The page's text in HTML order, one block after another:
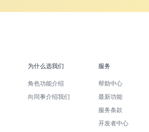
为什么选我们
角色功能介绍
向同事介绍我们
服务
帮助中心
最新功能
服务条款
开发者中心